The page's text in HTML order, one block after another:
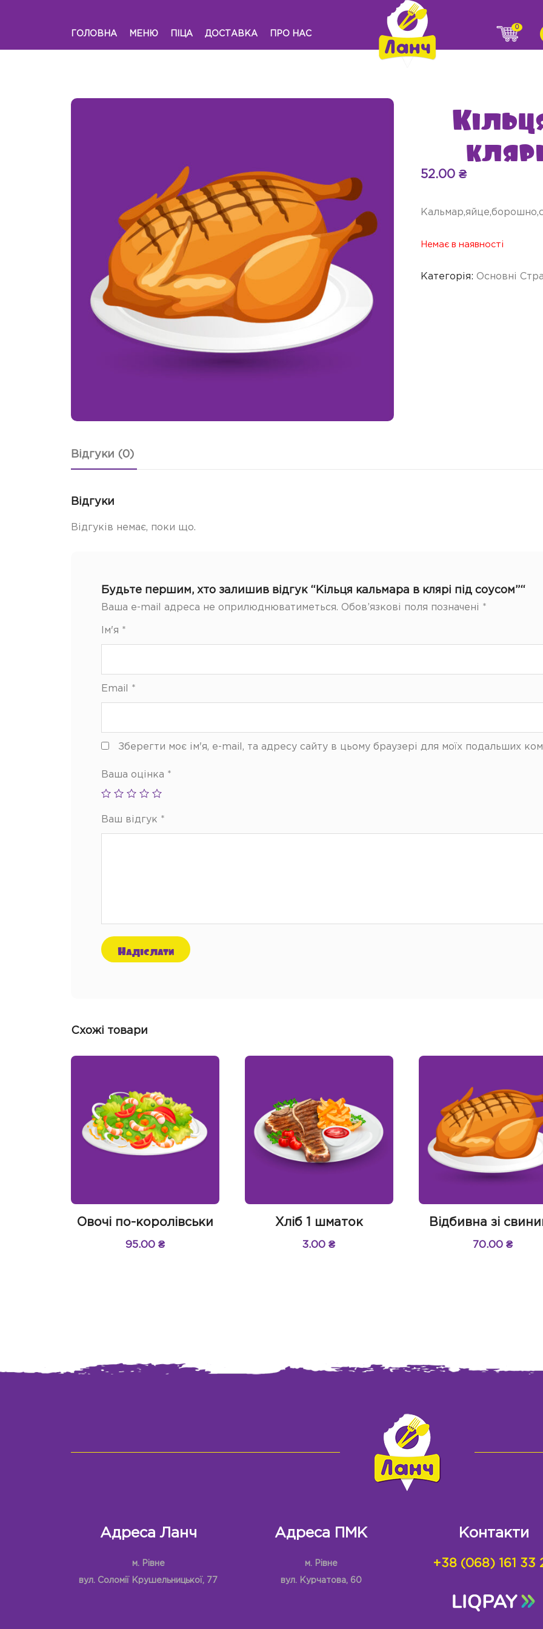
ГОЛОВНА МЕНЮ ПІЦА ДОСТАВКА ПРО НАС
0
52.00₴
Немає в наявності
Категорія:Основні
Відгуки (0)
Відгуки
Відгуків немає, поки що.
Будьте першим, хто залишив відгук “Кільця кальмара в клярі під соусом”“
Ваша e-mail адреса не оприлюднюватиметься. Обов’язкові поля позначені *
Ім'я *
Email *
Зберегти моє ім'я, e-mail, та адресу сайту в цьому браузері для моїх подальших
Ваша оцінка *
Ваш відгук *
Схожі товари
Овочі по-королівськи
95.00 ₴
Хліб 1 шматок
3.00₴
Відбивна зі
70.00₴
Адреса Ланч
м. Рівне
вул. Соломії Крушельницької, 77
Адреса ПМК
м. Рівне
вул. Курчатова, 60
Контакти
+38 (068) 161 33